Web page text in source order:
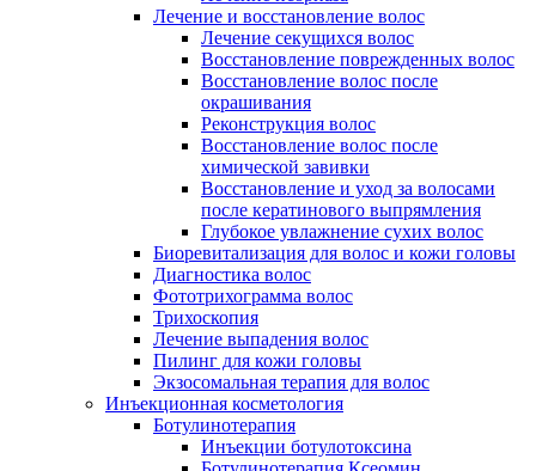
Лечение и восстановление волос
Лечение секущихся волос
Восстановление поврежденных волос
Восстановление волос после
окрашивания
Реконструкция волос
Восстановление волос после
химической завивки
Восстановление и уход за волосами
после кератинового выпрямления
Глубокое увлажнение сухих волос
Биоревитализация для волос и кожи головы
Диагностика волос
Фототрихограмма волос
Трихоскопия
Лечение выпадения волос
Пилинг для кожи головы
Экзосомальная терапия для волос
Инъекционная косметология
Ботулинотерапия
Инъекции ботулотоксина